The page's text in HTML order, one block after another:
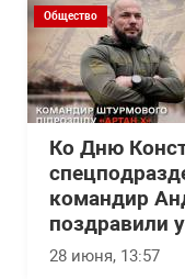
Общество
Ко Дню
командир
поздравили
28 июня, 13:57